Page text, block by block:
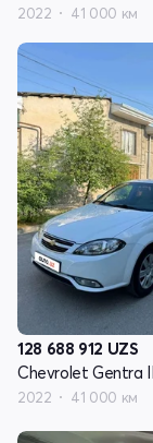
2022 41 000 км
128 688 912 UZS
2022 41 000 км